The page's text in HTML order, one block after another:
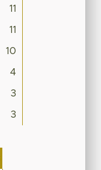
11
11
10
4
3
3